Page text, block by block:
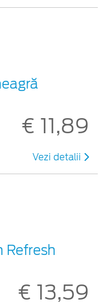
€ 11,89
Vezi detalii
Refresh
€ 13,59